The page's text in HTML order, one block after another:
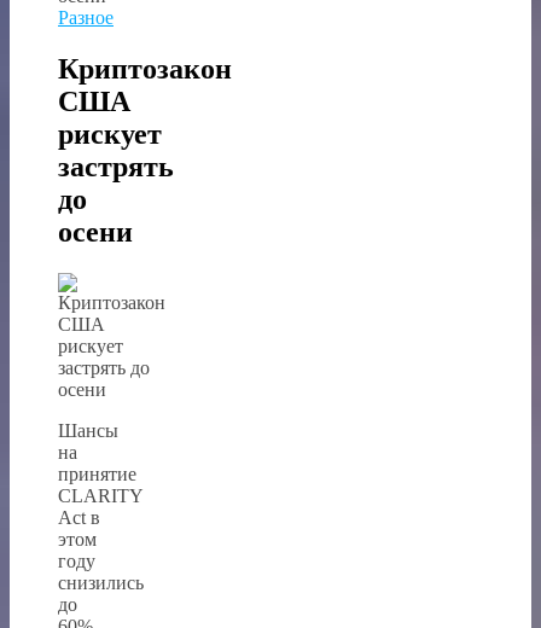
Разное
Криптозакон
США
рискует
застрять
до
осени
Шансы
на
принятие
CLARITY
Act в
этом
году
снизились
до